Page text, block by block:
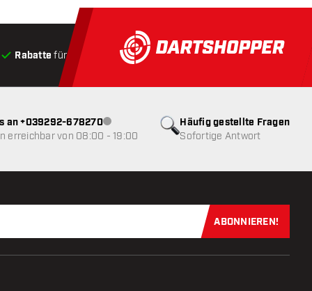
Rabatte für Kunden Produkte auf Lager, Versand
Häufig gestellte Fragen
Sofortige Antwort
an +039292-678270Kundenservice nicht verfügbar
erreichbar von 08:00 - 19:00
Jetzt für
ABONNIEREN!